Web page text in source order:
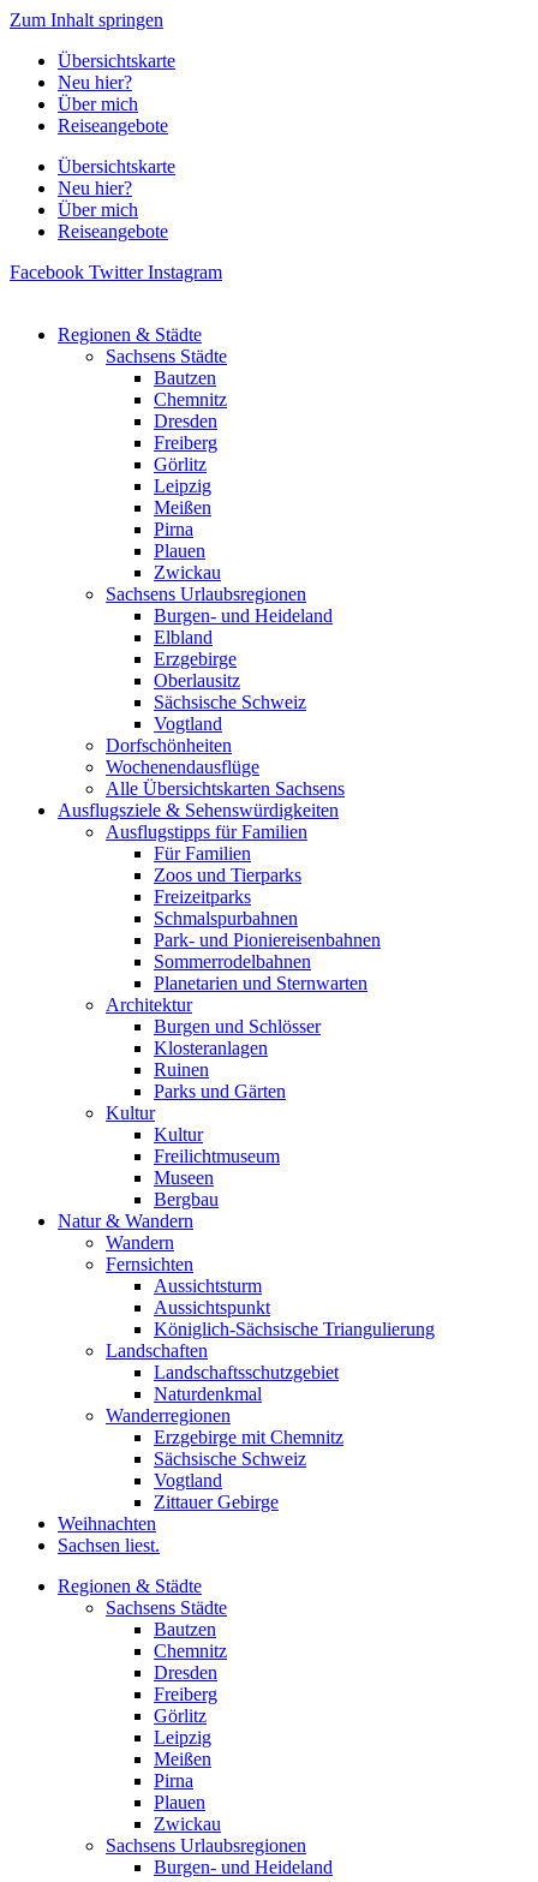
Zum Inhalt springen
Übersichtskarte
Neu hier?
Über mich
Reiseangebote
Übersichtskarte
Neu hier?
Über mich
Reiseangebote
Facebook Twitter Instagram
Regionen & Städte
Sachsens Städte
Bautzen
Chemnitz
Dresden
Freiberg
Görlitz
Leipzig
Meißen
Pirna
Plauen
Zwickau
Sachsens Urlaubsregionen
Burgen- und Heideland
Elbland
Erzgebirge
Oberlausitz
Sächsische Schweiz
Vogtland
Dorfschönheiten
Wochenendausflüge
Alle Übersichtskarten Sachsens
Ausflugsziele & Sehenswürdigkeiten
Ausflugstipps für Familien
Für Familien
Zoos und Tierparks
Freizeitparks
Schmalspurbahnen
Park- und Pioniereisenbahnen
Sommerrodelbahnen
Planetarien und Sternwarten
Architektur
Burgen und Schlösser
Klosteranlagen
Ruinen
Parks und Gärten
Kultur
Kultur
Freilichtmuseum
Museen
Bergbau
Natur & Wandern
Wandern
Fernsichten
Aussichtsturm
Aussichtspunkt
Königlich-Sächsische Triangulierung
Landschaften
Landschaftsschutzgebiet
Naturdenkmal
Wanderregionen
Erzgebirge mit Chemnitz
Sächsische Schweiz
Vogtland
Zittauer Gebirge
Weihnachten
Sachsen liest.
Regionen & Städte
Sachsens Städte
Bautzen
Chemnitz
Dresden
Freiberg
Görlitz
Leipzig
Meißen
Pirna
Plauen
Zwickau
Sachsens Urlaubsregionen
Burgen- und Heideland